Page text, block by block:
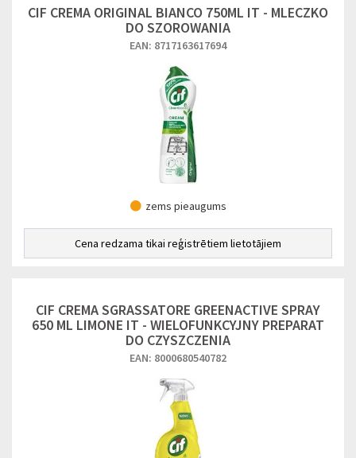
CIF CREMA ORIGINAL BIANCO 750ML IT - MLECZKO
DO SZOROWANIA
EAN: 8717163617694
zems pieaugums
Cena redzama tikai reģistrētiem lietotājiem
CIF CREMA SGRASSATORE GREENACTIVE SPRAY
650 ML LIMONE IT - WIELOFUNKCYJNY PREPARAT
DO CZYSZCZENIA
EAN: 8000680540782